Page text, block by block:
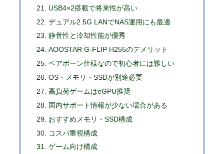
USB4×2搭載で将来性が高い
デュアル2.5G LANでNAS運用にも最適
静音性と冷却性能が優秀
AOOSTAR G-FLIP H255のデメリット
ベアボーン仕様なので初心者には難しい
OS・メモリ・SSDが別途必要
高負荷ゲームはeGPU推奨
国内サポート情報が少ない場合がある
おすすめメモリ・SSD構成
コスパ重視構成
ゲーム向け構成